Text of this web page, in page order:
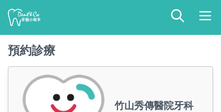
預約診療
竹山秀傳醫院牙科